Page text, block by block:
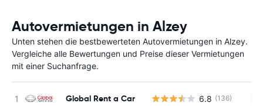
Autovermietungen in Alzey
Unten stehen die bestbewerteten Autovermietungen in Alzey.
Vergleiche alle Bewertungen und Preise dieser Vermietungen
mit einer Suchanfrage.
Global Rent a Car 6.8 (136)